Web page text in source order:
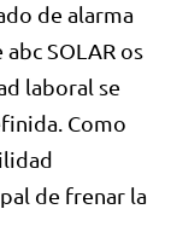
de alarma
SOLAR os
laboral se
Como
de frenar la